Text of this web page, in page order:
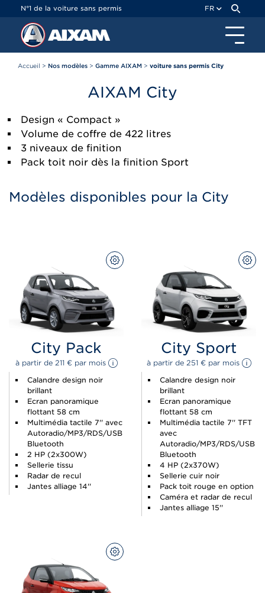
N°1 de la voiture sans permis FR
Accueil > Nos modèles > Gamme AIXAM > voiture sans permis City
AIXAM City
Design « Compact »
Volume de coffre de 422 litres
3 niveaux de finition
Pack toit noir dès la finition Sport
Modèles disponibles pour la City
City Pack
à partir de 211 € par mois
CONFIGUREZ
Calandre design noir
brillant
Ecran panoramique
flottant 58 cm
Multimédia tactile 7'' avec
Autoradio/MP3/RDS/USB
Bluetooth
2 HP (2x300W)
Sellerie tissu
Radar de recul
Jantes alliage 14''
City Sport
à partir de 251 € par mois
Calandre design noir
brillant
Ecran panoramique
flottant 58 cm
Multimédia tactile 7'' TFT
avec
Autoradio/MP3/RDS/USB
Bluetooth
4 HP (2x370W)
Sellerie cuir noir
Pack toit rouge en option
Caméra et radar de recul
Jantes alliage 15''
CONFIGUREZ
Panneau de gestion des cookies